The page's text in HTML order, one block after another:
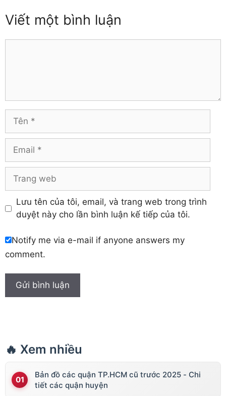
Đồng Tháp
Hòa Bình
Hậu Giang
Hưng Yên
Khánh Hòa
Vĩnh Phúc
Viết một bình luận
Tên
Email
Trang
Lưu tên của tôi, email, và trang web trong trình
duyệt này cho lần bình luận kế tiếp của tôi.
Notify me via e-mail if anyone answers my
comment.
🔥 Xem nhiều
Bản đồ các quận TP.HCM cũ trước 2025 - Chi
tiết các quận huyện